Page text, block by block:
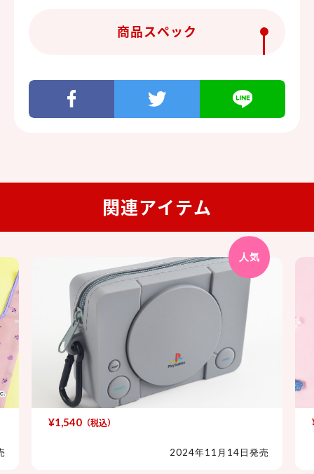
商品スペック
関連アイテム
人気
PlayStation™ シリコーンポーチ
¥1,540 （税込）
2024年11月14日発売